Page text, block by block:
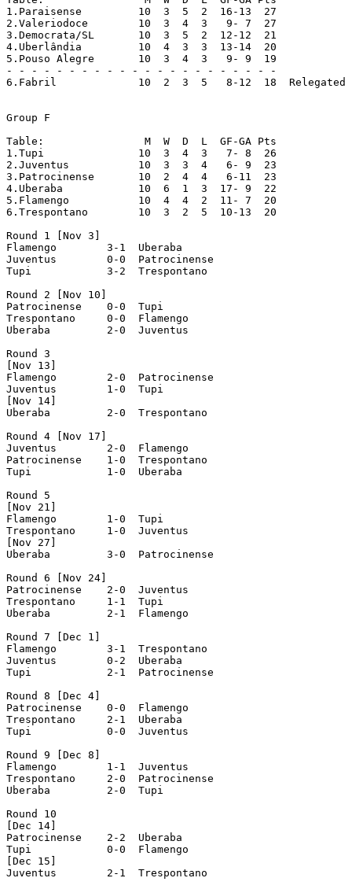
1.Paraisense	     10  3  5  2  16-13  27
2.Valeriodoce	     10  3  4  3   9- 7  27
3.Democrata/SL	     10  3  5  2  12-12  21
4.Uberlândia	     10  4  3  3  13-14  20
5.Pouso Alegre	     10  3  4  3   9- 9  19
- - - - - - - - - - - - - - - - - - - - - -
6.Fabril	     10  2  3  5   8-12  18
Group F
Table:                M  W  D  L  GF-GA Pts
1.Tupi		     10  3  4  3   7- 8  26
2.Juventus	     10  3  3  4   6- 9  23
3.Patrocinense	     10  2  4  4   6-11  23
4.Uberaba	     10  6  1  3  17- 9  22
5.Flamengo	     10  4  4  2  11- 7  20
6.Trespontano	     10  3  2  5  10-13  20
Round 1 [Nov 3]
Flamengo  	3-1  Uberaba
Juventus  	0-0  Patrocinense
Tupi  		3-2  Trespontano
Round 2 [Nov 10]
Patrocinense  	0-0  Tupi
Trespontano  	0-0  Flamengo
Uberaba  	2-0  Juventus
Round 3
[Nov 13]
Flamengo  	2-0  Patrocinense
Juventus  	1-0  Tupi
[Nov 14]
Uberaba  	2-0  Trespontano
Round 4 [Nov 17]
Juventus  	2-0  Flamengo
Patrocinense  	1-0  Trespontano
Tupi  		1-0  Uberaba
Round 5
[Nov 21]
Flamengo  	1-0  Tupi
Trespontano  	1-0  Juventus
[Nov 27]
Uberaba  	3-0  Patrocinense
Round 6 [Nov 24]
Patrocinense  	2-0  Juventus
Trespontano  	1-1  Tupi
Uberaba  	2-1  Flamengo
Round 7 [Dec 1]
Flamengo  	3-1  Trespontano
Juventus  	0-2  Uberaba
Tupi  		2-1  Patrocinense
Round 8 [Dec 4]
Patrocinense  	0-0  Flamengo
Trespontano  	2-1  Uberaba
Tupi  		0-0  Juventus
Round 9 [Dec 8]
Flamengo  	1-1  Juventus
Trespontano  	2-0  Patrocinense
Uberaba  	2-0  Tupi
Round 10
[Dec 14]
Patrocinense  	2-2  Uberaba
Tupi  		0-0  Flamengo
[Dec 15]
Juventus  	2-1  Trespontano